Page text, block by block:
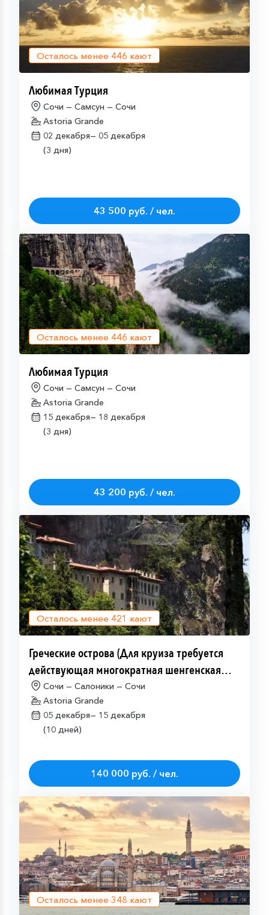
Осталось менее 446 кают
Любимая Турция
Сочи — Самсун — Сочи
Astoria Grande
02 декабря— 05 декабря
(3 дня)
43 500 руб. / чел.
Осталось менее 446 кают
Любимая Турция
Сочи — Самсун — Сочи
Astoria Grande
15 декабря— 18 декабря
(3 дня)
43 200 руб. / чел.
Осталось менее 421 кают
Греческие острова (Для круиза требуется
действующая многократная шенгенская
виза)Сочи — Салоники — Сочи
Astoria Grande
05 декабря— 15 декабря
(10 дней)
140 000 руб. / чел.
Осталось менее 348 кают